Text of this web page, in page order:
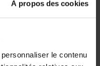
À propos des cookies
le contenu